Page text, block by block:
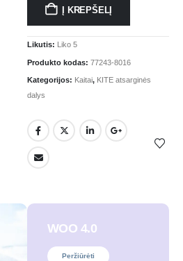
Į KREPŠELĮ
Likutis: Liko 5
Produkto kodas: 77243-8016
Kategorijos: Kaitai, KITE atsarginės
dalys
WOO 4.0
Peržiūrėti